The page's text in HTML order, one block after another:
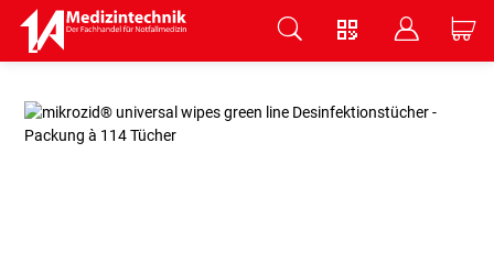
V B C